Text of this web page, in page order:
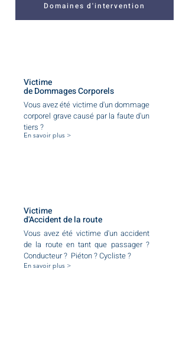
Domaines d'intervention
Victime
de Dommages Corporels
Vous avez été victime d'un dommage
corporel grave causé par la faute d'un
tiers ?
En savoir plus >
Victime
d'Accident de la route
Vous avez été victime d'un accident
de la route en tant que passager ?
Conducteur ? Piéton ? Cycliste ?
En savoir plus >